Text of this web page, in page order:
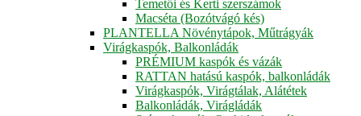
Temetői és Kerti szerszámok
Macséta (Bozótvágó kés)
PLANTELLA Növénytápok, Műtrágyák
Virágkaspók, Balkonládák
PRÉMIUM kaspók és vázák
RATTAN hatású kaspók, balkonládák
Virágkaspók, Virágtálak, Alátétek
Balkonládák, Virágládák